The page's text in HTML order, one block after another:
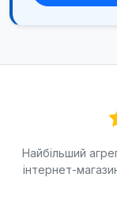
Найбільший
інтернет-